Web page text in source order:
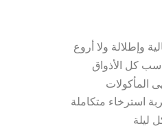
وإطلالة ولا أروع
كل الأذواق
المأكولات
استرخاء متكاملة
ليلة